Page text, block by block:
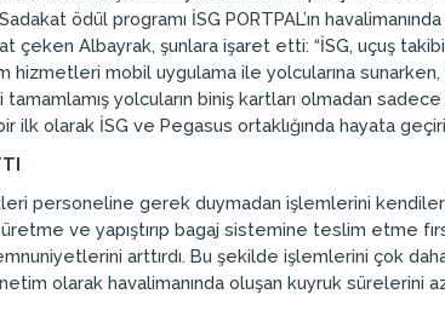
ödül programı İSG PORTPAL’ın
çeken Albayrak, şunlara işaret etti: “İSG, uçuş
hizmetleri mobil uygulama ile yolcularına
yolcuların biniş kartları olmadan
ilk olarak İSG ve Pegasus ortaklığında hayata
personeline gerek duymadan işlemlerini
ve yapıştırıp bagaj sistemine teslim etme
arttırdı. Bu şekilde işlemlerini çok
olarak havalimanında oluşan kuyruk sürelerini